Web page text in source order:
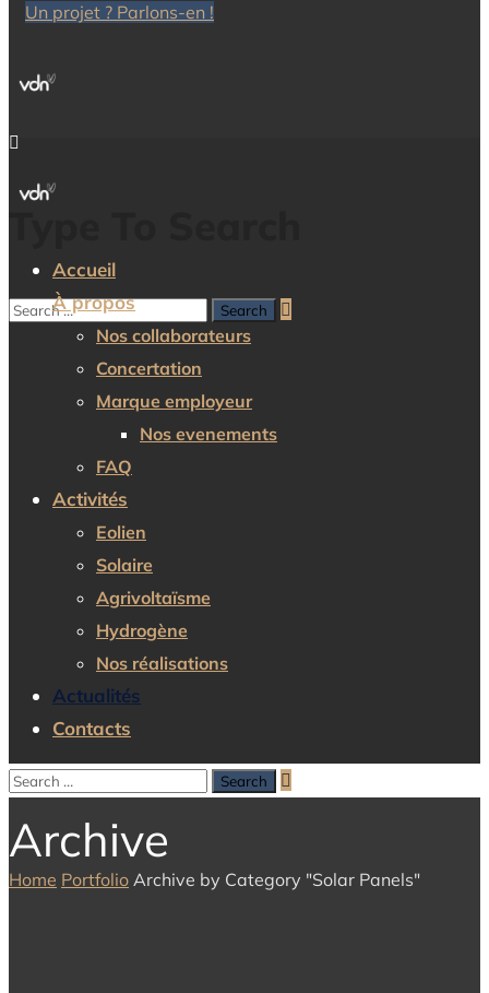
Un projet ? Parlons-en !
Accueil
À propos
Nos collaborateurs
Concertation
Marque employeur
Nos evenements
FAQ
Activités
Eolien
Solaire
Agrivoltaïsme
Hydrogène
Nos réalisations
Actualités
Contacts
Archive
Home Portfolio Archive by Category "Solar Panels"